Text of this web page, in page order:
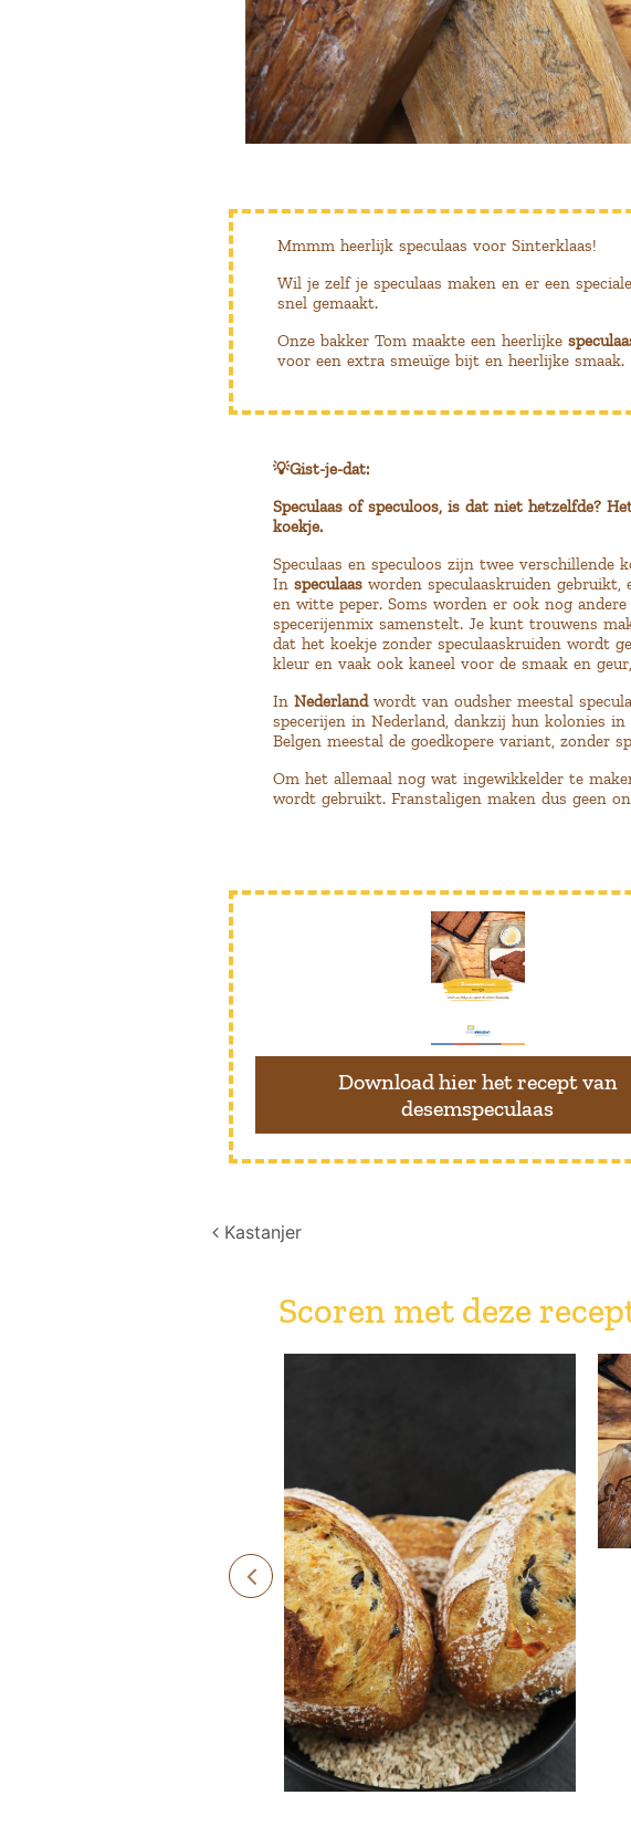
Mmmm heerlijk speculaas voor Sinterklaas!
Wil je zelf je speculaas maken en er een
snel gemaakt.
Onze bakker Tom maakte een heerlijke
voor een extra smeuïge bijt en heerlijke smaak.
💡Gist-je-dat:
Speculaas of speculoos, is dat niet hetzelfde?
koekje.
Speculaas en speculoos zijn twee
In speculaas worden speculaaskruiden gebruikt,
en witte peper. Soms worden er ook nog
specerijenmix samenstelt. Je kunt trouwens
dat het koekje zonder speculaaskruiden wordt
kleur en vaak ook kaneel voor de smaak en
In Nederlandwordt van oudsher meestal
specerijen in Nederland, dankzij hun kolonies
Belgen meestal de goedkopere variant, zonder
Om het allemaal nog wat ingewikkelder te
wordt gebruikt. Franstaligen maken dus geen
Download hier het recept van
desemspeculaas
Post navigation
Kastanjer
Scoren met deze